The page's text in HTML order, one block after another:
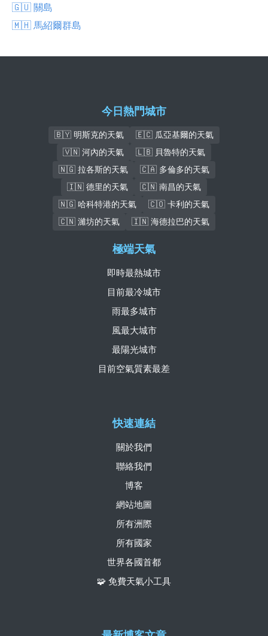
🇬🇺 關島
🇲🇭 馬紹爾群島
今日熱門城市
🇧🇾 明斯克的天氣
🇪🇨 瓜亞基爾的天氣
🇻🇳 河內的天氣
🇱🇧 貝魯特的天氣
🇳🇬 拉各斯的天氣
🇨🇦 多倫多的天氣
🇮🇳 德里的天氣
🇨🇳 南昌的天氣
🇳🇬 哈科特港的天氣
🇨🇴 卡利的天氣
🇨🇳 濰坊的天氣
🇮🇳 海德拉巴的天氣
快速連結
關於我們
聯絡我們
博客
網站地圖
所有洲際
所有國家
世界各國首都
🧩 免費天氣小工具
極端天氣
即時最熱城市
目前最冷城市
雨最多城市
風最大城市
最陽光城市
目前空氣質素最差